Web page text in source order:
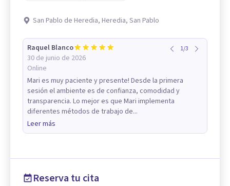
San Pablo de Heredia, Heredia, San Pablo
Raquel Blanco
30 de junio de 2026
Online
1/3
Mari es muy paciente y presente! Desde la primera
sesión el ambiente es de confianza, comodidad y
transparencia. Lo mejor es que Mari implementa
diferentes métodos de trabajo de...
Leer más
Reserva tu cita